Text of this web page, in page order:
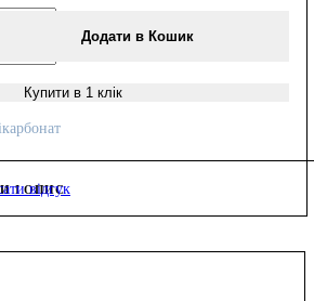
Додати в Кошик
Купити в 1 клік
І ОПИС
відгук